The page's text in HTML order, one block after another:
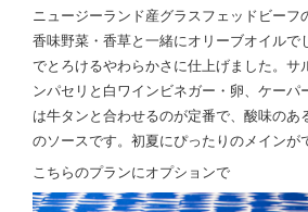
ニュージーランド産グラスフェッドビーフ
香味野菜・香草と一緒にオリーブオイルで
でとろけるやわらかさに仕上げました。サ
ンパセリと白ワインビネガー・卵、ケーパ
は牛タンと合わせるのが定番で、酸味のあ
のソースです。初夏にぴったりのメインが
こちらのプランにオプションで